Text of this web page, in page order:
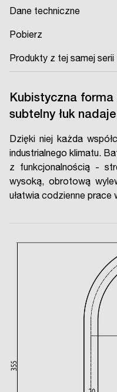
Dane techniczne
Pobierz
Produkty z tej samej serii
Kubistyczna
subtelny łuk
Dzięki niej każda
industrialnego klimatu.
z funkcjonalnością -
wysoką, obrotową
ułatwia codzienne prace